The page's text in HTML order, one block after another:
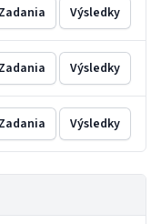
Zadania Výsledky
Zadania Výsledky
Zadania Výsledky